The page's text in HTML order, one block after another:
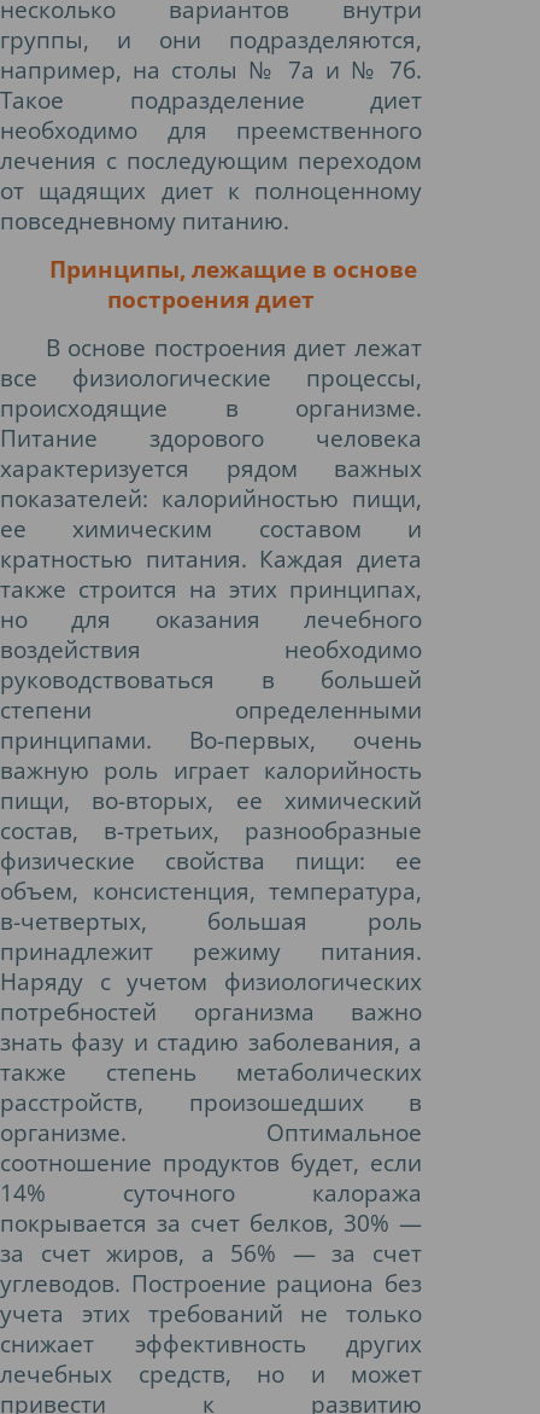
несколько вариантов внутри
группы, и они подразделяются,
например, на столы № 7а и № 7б.
Такое подразделение диет
необходимо для преемственного
лечения с последующим переходом
от щадящих диет к полноценному
повседневному питанию.
Принципы, лежащие в основе
построения диет
В основе построения диет лежат
все физиологические процессы,
происходящие в организме.
Питание здорового человека
характеризуется рядом важных
показателей: калорийностью пищи,
ее химическим составом и
кратностью питания. Каждая диета
также строится на этих принципах,
но для оказания лечебного
воздействия необходимо
руководствоваться в большей
степени определенными
принципами. Во-первых, очень
важную роль играет калорийность
пищи, во-вторых, ее химический
состав, в-третьих, разнообразные
физические свойства пищи: ее
объем, консистенция, температура,
в-четвертых, большая роль
принадлежит режиму питания.
Наряду с учетом физиологических
потребностей организма важно
знать фазу и стадию заболевания, а
также степень метаболических
расстройств, произошедших в
организме. Оптимальное
соотношение продуктов будет, если
14% суточного калоража
покрывается за счет белков, 30% —
за счет жиров, а 56% — за счет
углеводов. Построение рациона без
учета этих требований не только
снижает эффективность других
лечебных средств, но и может
привести к развитию